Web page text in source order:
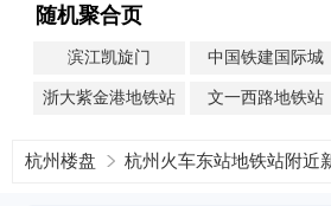
随机聚合页
滨江凯旋门 中国铁建国际城
浙大紫金港地铁站 文一西路地铁站
杭州楼盘 杭州火车东站地铁站附近